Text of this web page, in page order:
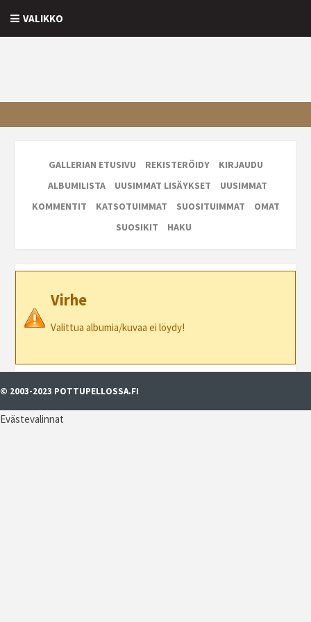
VALIKKO
GALLERIAN ETUSIVU REKISTERÖIDY
KIRJAUDU
ALBUMILISTA
UUSIMMAT LISÄYKSET
UUSIMMAT
KOMMENTIT
KATSOTUIMMAT SUOSITUIMMAT
OMAT
SUOSIKIT
HAKU
Virhe
Valittua albumia/kuvaa ei löydy!
© 2003-2023 POTTUPELLOSSA.FI
Evästevalinnat